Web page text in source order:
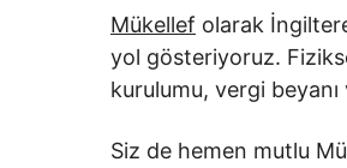
Mükellef olarak
yol gösteriyoruz.
kurulumu, vergi
Siz de hemen mutlu